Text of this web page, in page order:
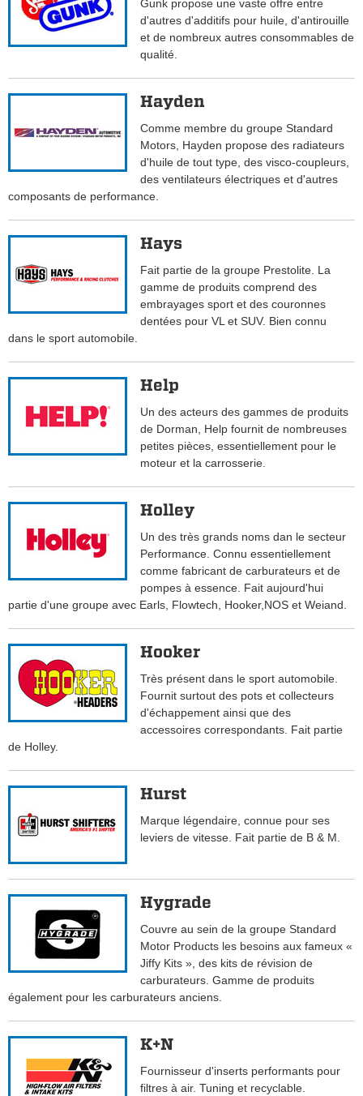
Gunk propose une vaste offre entre
d'autres d'additifs pour huile, d'antirouille
et de nombreux autres consommables de
qualité.
Hayden
Comme membre du groupe Standard
Motors, Hayden propose des radiateurs
d'huile de tout type, des visco-coupleurs,
des ventilateurs électriques et d'autres
composants de performance.
Hays
Fait partie de la groupe Prestolite. La
gamme de produits comprend des
embrayages sport et des couronnes
dentées pour VL et SUV. Bien connu
dans le sport automobile.
Help
Un des acteurs des gammes de produits
de Dorman, Help fournit de nombreuses
petites pièces, essentiellement pour le
moteur et la carrosserie.
Holley
Un des très grands noms dan le secteur
Performance. Connu essentiellement
comme fabricant de carburateurs et de
pompes à essence. Fait aujourd'hui
partie d'une groupe avec Earls, Flowtech, Hooker,NOS et Weiand.
Hooker
Très présent dans le sport automobile.
Fournit surtout des pots et collecteurs
d'échappement ainsi que des
accessoires correspondants. Fait partie
de Holley.
Hurst
Marque légendaire, connue pour ses
leviers de vitesse. Fait partie de B & M.
Hygrade
Couvre au sein de la groupe Standard
Motor Products les besoins aux fameux «
Jiffy Kits », des kits de révision de
carburateurs. Gamme de produits
également pour les carburateurs anciens.
K+N
Fournisseur d'inserts performants pour
filtres à air. Tuning et recyclable.